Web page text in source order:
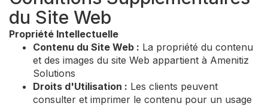
du Site Web
Propriété Intellectuelle
Contenu du Site Web : La propriété du contenu
et des images du site Web appartient à Amenitiz
Solutions
Droits d'Utilisation : Les clients peuvent
consulter et imprimer le contenu pour un usage